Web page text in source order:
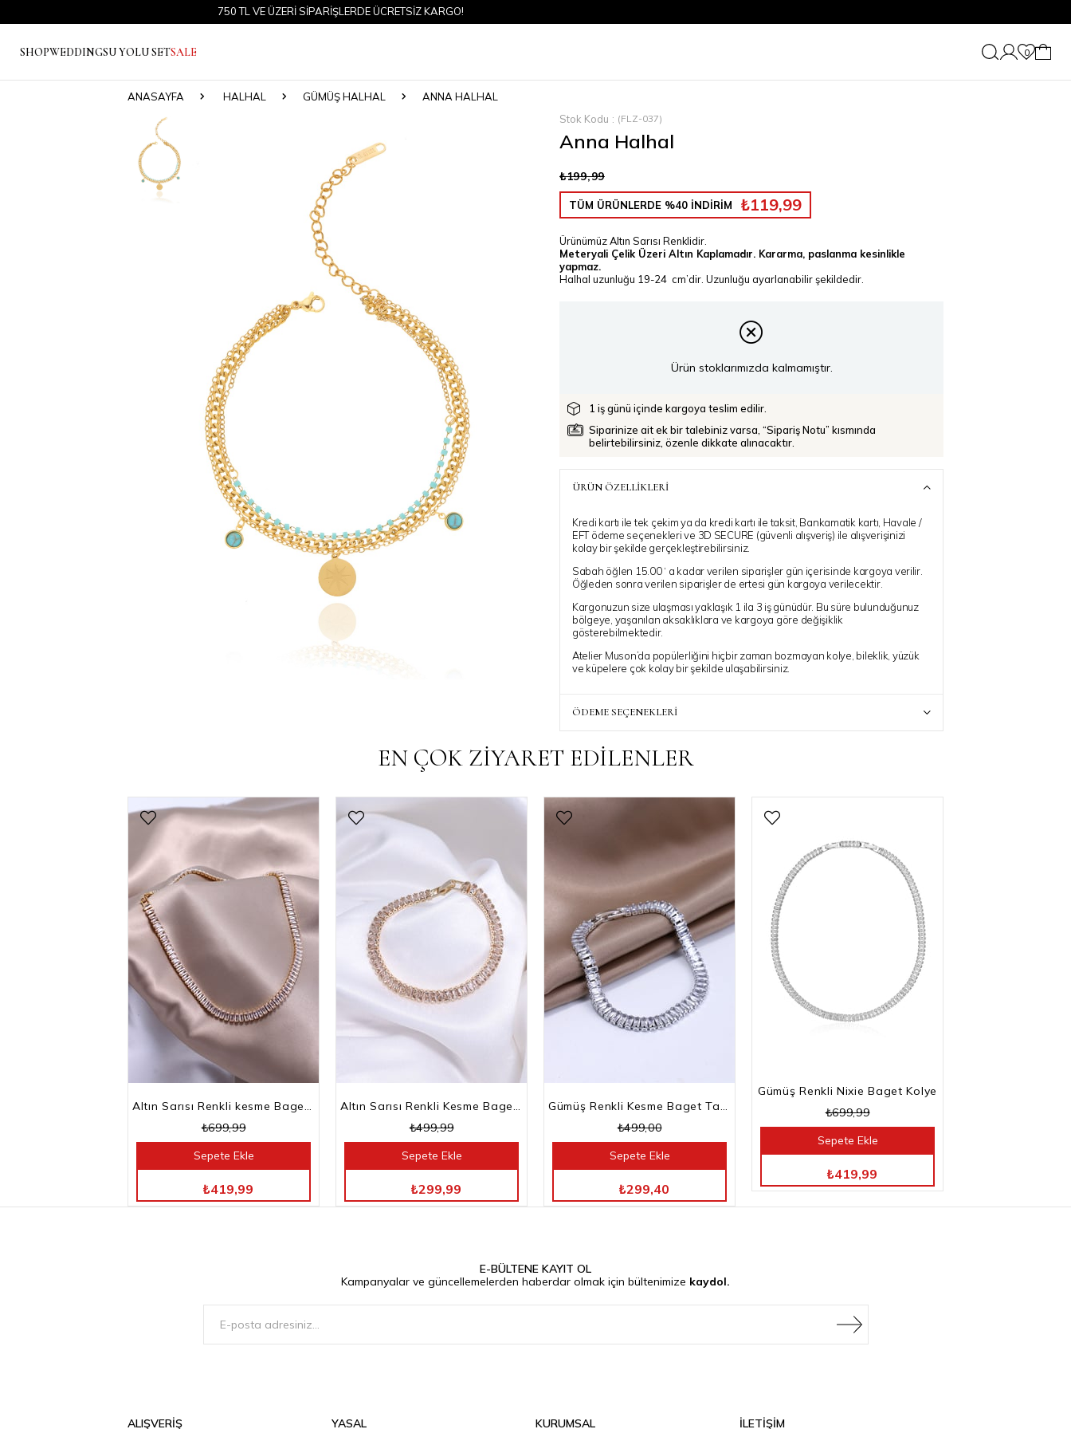
750 TL VE ÜZERİ SİPARİŞLERDE ÜCRETSİZ KARGO!
SHOPWEDDINGSU YOLU SETSALE 0
ANASAYFA HALHAL GÜMÜŞ HALHAL
ANNA HALHAL
Stok Kodu
(FLZ-037)
Anna Halhal
₺199,99
TÜM ÜRÜNLERDE %40 İNDİRİM ₺119,99
Ürünümüz Altın Sarısı Renklidir.
Meteryali Çelik Üzeri Altın Kaplamadır. Kararma, paslanma kesinlikle
yapmaz.
Halhal uzunluğu 19-24 cm’dir. Uzunluğu ayarlanabilir şekildedir.
Ürün stoklarımızda kalmamıştır.
1 iş günü içinde kargoya teslim edilir.
Siparinize ait ek bir talebiniz varsa, “Sipariş Notu” kısmında
belirtebilirsiniz, özenle dikkate alınacaktır.
ÜRÜN ÖZELLIKLERI
Kredi kartı ile tek çekim ya da kredi kartı ile taksit, Bankamatik kartı, Havale /
EFT ödeme seçenekleri ve 3D SECURE (güvenli alışveriş) ile alışverişinizi
kolay bir şekilde gerçekleştirebilirsiniz.
Sabah öğlen 15.00 ‘ a kadar verilen siparişler gün içerisinde kargoya verilir.
Öğleden sonra verilen siparişler de ertesi gün kargoya verilecektir.
Kargonuzun size ulaşması yaklaşık 1 ila 3 iş günüdür. Bu süre bulunduğunuz
bölgeye, yaşanılan aksaklıklara ve kargoya göre değişiklik
gösterebilmektedir.
Atelier Muson’da popülerliğini hiçbir zaman bozmayan kolye, bileklik, yüzük
ve küpelere çok kolay bir şekilde ulaşabilirsiniz.
ÖDEME SEÇENEKLERI
EN ÇOK ZİYARET EDİLENLER
Altın Sarısı Renkli kesme Baget Taşlı Su Yolu Choker Kolye
₺699,99
Sepete Ekle
₺419,99
Altın Sarısı Renkli Kesme Baget Taşlı Su Yolu Bileklik
₺499,99
Sepete Ekle
₺299,99
Gümüş Renkli Kesme Baget Taşlı Su Yolu Bileklik
₺499,00
Sepete Ekle
₺299,40
Gümüş Renkli Nixie Baget Kolye
₺699,99
Sepete Ekle
₺419,99
E-BÜLTENE KAYIT OL
Kampanyalar ve güncellemelerden haberdar olmak için bültenimize kaydol.
ALIŞVERİŞ YASAL KURUMSAL İLETİŞİM